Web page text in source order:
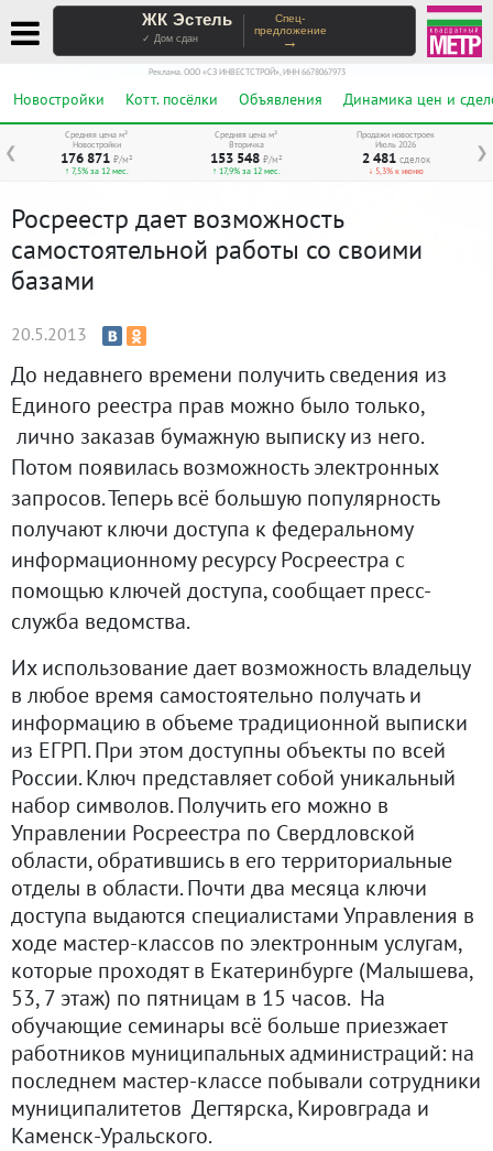
ЖК Эстель
✓ Дом сдан
Спец-
предложение
→
Реклама. ООО «СЗ ИНВЕСТСТРОЙ», ИНН 6678067973
Новостройки Котт. посёлки Объявления Динамика цен и
❮ ❯
Средняя цена м²
Новостройки
176 871 ₽/м²
↑ 7,5% за 12 мес.
Средняя цена м²
Вторичка
153 548 ₽/м²
↑ 17,9% за 12 мес.
Продажи новостроек
Июль 2026
2 481 сделок
↓ 5,3% к июню
Росреестр дает возможность
самостоятельной работы со своими
базами
20.5.2013
До недавнего времени получить сведения из
Единого реестра прав можно было только,
лично заказав бумажную выписку из него.
Потом появилась возможность электронных
запросов. Теперь всё большую популярность
получают ключи доступа к федеральному
информационному ресурсу Росреестра с
помощью ключей доступа, сообщает пресс-
служба ведомства.
Их использование дает возможность владельцу
в любое время самостоятельно получать и
информацию в объеме традиционной выписки
из ЕГРП. При этом доступны объекты по всей
России. Ключ представляет собой уникальный
набор символов. Получить его можно в
Управлении Росреестра по Свердловской
области, обратившись в его территориальные
отделы в области. Почти два месяца ключи
доступа выдаются специалистами Управления в
ходе мастер-классов по электронным услугам,
которые проходят в Екатеринбурге (Малышева,
53, 7 этаж) по пятницам в 15 часов. На
обучающие семинары всё больше приезжает
работников муниципальных администраций: на
последнем мастер-классе побывали сотрудники
муниципалитетов Дегтярска, Кировграда и
Каменск-Уральского.